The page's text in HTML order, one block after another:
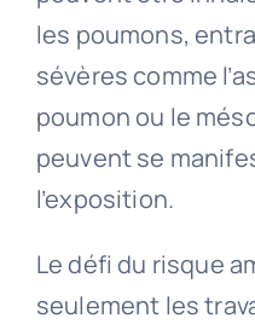
les poumons,
sévères comme
poumon ou le
peuvent se
l’exposition.
Le défi du risque
seulement les